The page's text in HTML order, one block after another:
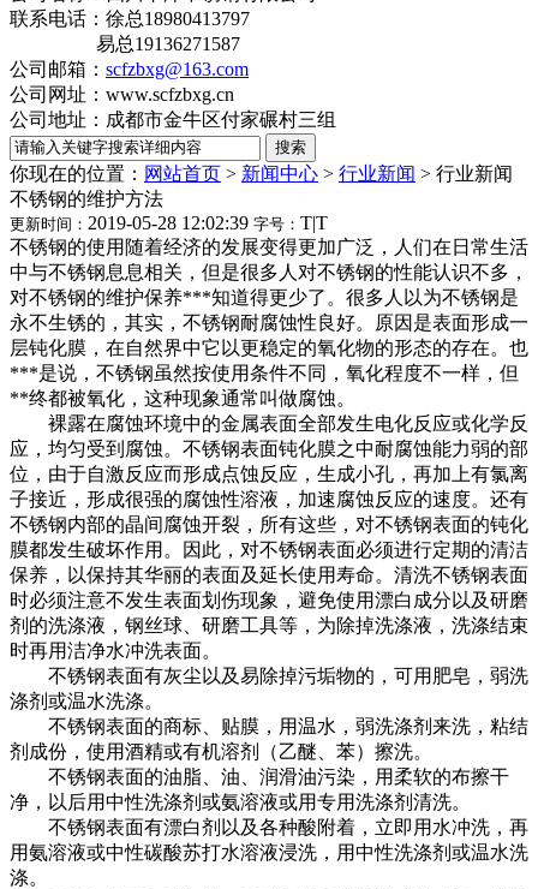
联系电话：徐总18980413797
易总19136271587
公司邮箱： scfzbxg@163.com
公司网址：www.scfzbxg.cn
公司地址：成都市金牛区付家碾村三组
你现在的位置： 网站首页 > 新闻中心 > 行业新闻 > 行业新闻
不锈钢的维护方法
更新时间： 2019-05-28 12:02:39 字号： T|T
不锈钢的使用随着经济的发展变得更加广泛，人们在日常生活
中与不锈钢息息相关，但是很多人对不锈钢的性能认识不多，
对不锈钢的维护保养***知道得更少了。很多人以为不锈钢是
永不生锈的，其实，不锈钢耐腐蚀性良好。原因是表面形成一
层钝化膜，在自然界中它以更稳定的氧化物的形态的存在。也
***是说，不锈钢虽然按使用条件不同，氧化程度不一样，但
**终都被氧化，这种现象通常叫做腐蚀。
裸露在腐蚀环境中的金属表面全部发生电化反应或化学反
应，均匀受到腐蚀。不锈钢表面钝化膜之中耐腐蚀能力弱的部
位，由于自激反应而形成点蚀反应，生成小孔，再加上有氯离
子接近，形成很强的腐蚀性溶液，加速腐蚀反应的速度。还有
不锈钢内部的晶间腐蚀开裂，所有这些，对不锈钢表面的钝化
膜都发生破坏作用。因此，对不锈钢表面必须进行定期的清洁
保养，以保持其华丽的表面及延长使用寿命。清洗不锈钢表面
时必须注意不发生表面划伤现象，避免使用漂白成分以及研磨
剂的洗涤液，钢丝球、研磨工具等，为除掉洗涤液，洗涤结束
时再用洁净水冲洗表面。
不锈钢表面有灰尘以及易除掉污垢物的，可用肥皂，弱洗
涤剂或温水洗涤。
不锈钢表面的商标、贴膜，用温水，弱洗涤剂来洗，粘结
剂成份，使用酒精或有机溶剂（乙醚、苯）擦洗。
不锈钢表面的油脂、油、润滑油污染，用柔软的布擦干
净，以后用中性洗涤剂或氨溶液或用专用洗涤剂清洗。
不锈钢表面有漂白剂以及各种酸附着，立即用水冲洗，再
用氨溶液或中性碳酸苏打水溶液浸洗，用中性洗涤剂或温水洗
涤。